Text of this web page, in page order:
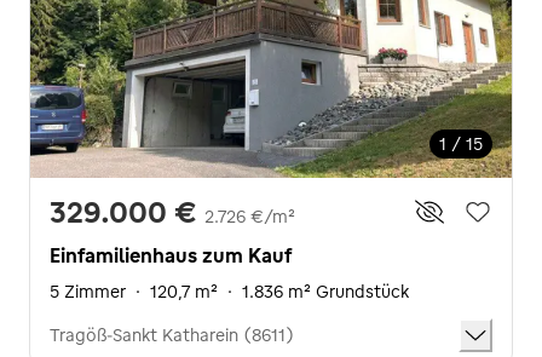
1 / 15
329.000 € 2.726 €/m²
Einfamilienhaus zum Kauf
5 Zimmer · 120,7 m² · 1.836 m² Grundstück
Tragöß-Sankt Katharein (8611)